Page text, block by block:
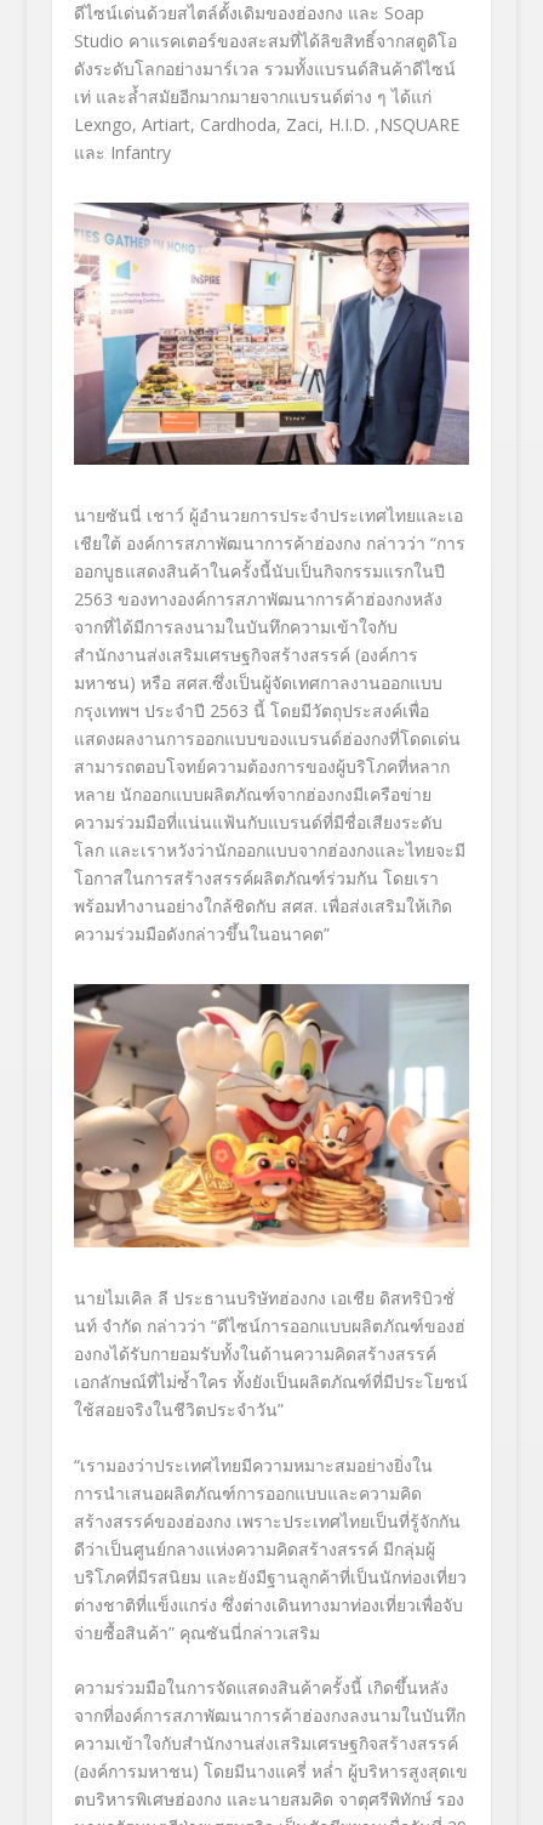
ดีไซน์เด่นด้วยสไตล์ดั้งเดิมของฮ่องกง และ Soap
Studio คาแรคเตอร์ของสะสมที่ได้ลิขสิทธิ์จากสตูดิโอ
ดังระดับโลกอย่างมาร์เวล รวมทั้งแบรนด์สินค้าดีไซน์
เท่ และล้ำสมัยอีกมากมายจากแบรนด์ต่าง ๆ ได้แก่
Lexngo, Artiart, Cardhoda, Zaci, H.I.D. ,NSQUARE
และ Infantry
นายซันนี่ เชาว์ ผู้อำนวยการประจำประเทศไทยและเอ
เชียใต้ องค์การสภาพัฒนาการค้าฮ่องกง กล่าวว่า “การ
ออกบูธแสดงสินค้าในครั้งนี้นับเป็นกิจกรรมแรกในปี
2563 ของทางองค์การสภาพัฒนาการค้าฮ่องกงหลัง
จากที่ได้มีการลงนามในบันทึกความเข้าใจกับ
สำนักงานส่งเสริมเศรษฐกิจสร้างสรรค์ (องค์การ
มหาชน) หรือ สศส.ซึ่งเป็นผู้จัดเทศกาลงานออกแบบ
กรุงเทพฯ ประจำปี 2563 นี้ โดยมีวัตถุประสงค์เพื่อ
แสดงผลงานการออกแบบของแบรนด์ฮ่องกงที่โดดเด่น
สามารถตอบโจทย์ความต้องการของผู้บริโภคที่หลาก
หลาย นักออกแบบผลิตภัณฑ์จากฮ่องกงมีเครือข่าย
ความร่วมมือที่แน่นแฟ้นกับแบรนด์ที่มีชื่อเสียงระดับ
โลก และเราหวังว่านักออกแบบจากฮ่องกงและไทยจะมี
โอกาสในการสร้างสรรค์ผลิตภัณฑ์ร่วมกัน โดยเรา
พร้อมทำงานอย่างใกล้ชิดกับ สศส. เพื่อส่งเสริมให้เกิด
ความร่วมมือดังกล่าวขึ้นในอนาคต”
นายไมเคิล ลี ประธานบริษัทฮ่องกง เอเชีย ดิสทริบิวชั่
นท์ จำกัด กล่าวว่า “ดีไซน์การออกแบบผลิตภัณฑ์ของฮ่
องกงได้รับกายอมรับทั้งในด้านความคิดสร้างสรรค์
เอกลักษณ์ที่ไม่ซ้ำใคร ทั้งยังเป็นผลิตภัณฑ์ที่มีประโยชน์
ใช้สอยจริงในชีวิตประจำวัน”
“เรามองว่าประเทศไทยมีความหมาะสมอย่างยิ่งใน
การนำเสนอผลิตภัณฑ์การออกแบบและความคิด
สร้างสรรค์ของฮ่องกง เพราะประเทศไทยเป็นที่รู้จักกัน
ดีว่าเป็นศูนย์กลางแห่งความคิดสร้างสรรค์ มีกลุ่มผู้
บริโภคที่มีรสนิยม และยังมีฐานลูกค้าที่เป็นนักท่องเที่ยว
ต่างชาติที่แข็งแกร่ง ซึ่งต่างเดินทางมาท่องเที่ยวเพื่อจับ
จ่ายซื้อสินค้า” คุณซันนี่กล่าวเสริม
ความร่วมมือในการจัดแสดงสินค้าครั้งนี้ เกิดขึ้นหลัง
จากที่องค์การสภาพัฒนาการค้าฮ่องกงลงนามในบันทึก
ความเข้าใจกับสำนักงานส่งเสริมเศรษฐกิจสร้างสรรค์
(องค์การมหาชน) โดยมีนางแครี่ หล่ำ ผู้บริหารสูงสุดเข
ตบริหารพิเศษฮ่องกง และนายสมคิด จาตุศรีพิทักษ์ รอง